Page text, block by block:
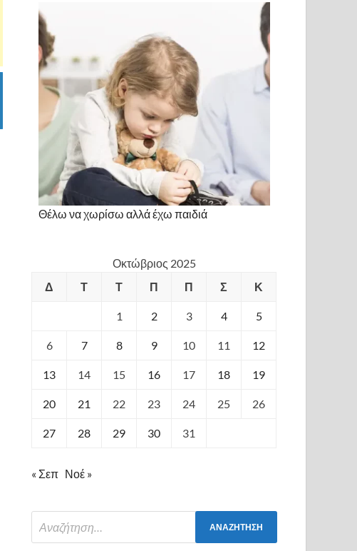
Θέλω να χωρίσω αλλά έχω παιδιά
Οκτώβριος 2025
Δ
Τ Τ Π Π Σ Κ
1 2 3 4 5
6 7 8 9 10 11 12
13 14 15 16 17 18 19
20 21 22 23 24 25 26
27 28 29 30 31
« Σεπ Νοέ »